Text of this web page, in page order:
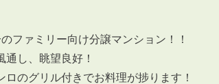
ファミリー向け分譲マンション！！
し、眺望良好！
のグリル付きでお料理が捗ります！